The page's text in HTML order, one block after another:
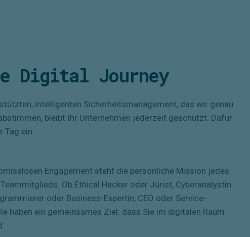
Digital Journey
intelligenten Sicherheitsmanagement, das wir genau
bleibt Ihr Unternehmen jederzeit geschützt. Dafür
Tag ein.
Engagement steht die persönliche Mission jedes
Ob Ethical Hacker oder Jurist, Cyberanalystin
oder Business-Expertin, CEO oder Service-
haben ein gemeinsames Ziel: dass Sie im digitalen Raum